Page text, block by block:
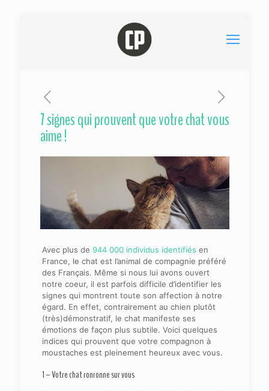
7 signes qui prouvent que votre chat vous
aime !
Avec plus de 944 000 individus identifiés en
France, le chat est l’animal de compagnie préféré
des Français. Même si nous lui avons ouvert
notre coeur, il est parfois difficile d’identifier les
signes qui montrent toute son affection à notre
égard. En effet, contrairement au chien plutôt
(très)démonstratif, le chat manifeste ses
émotions de façon plus subtile. Voici quelques
indices qui prouvent que votre compagnon à
moustaches est pleinement heureux avec vous.
1 – Votre chat ronronne sur vous